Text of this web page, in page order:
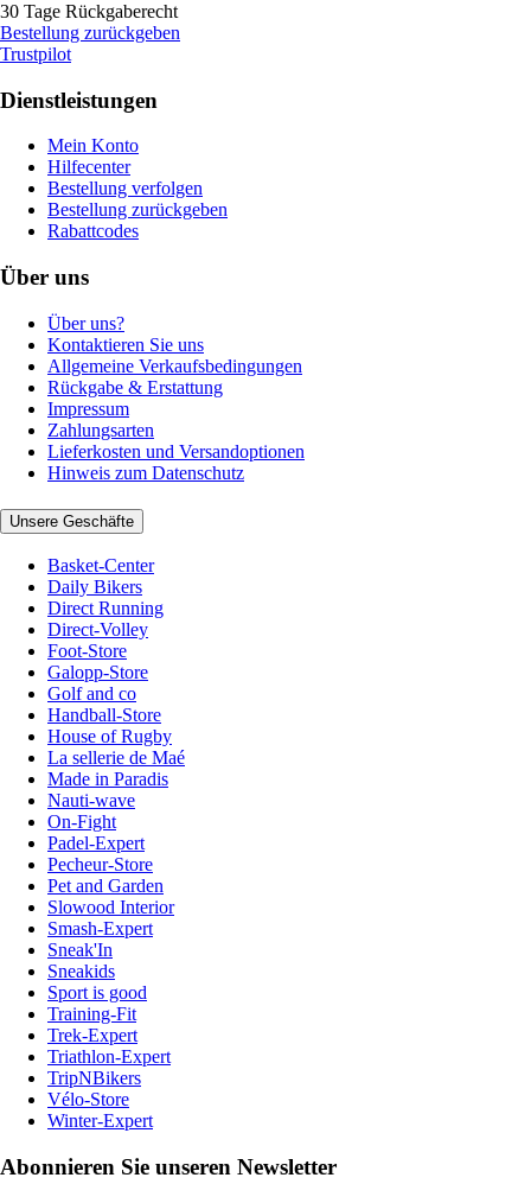
30 Tage Rückgaberecht
Bestellung zurückgeben
Trustpilot
Dienstleistungen
Mein Konto
Hilfecenter
Bestellung verfolgen
Bestellung zurückgeben
Rabattcodes
Über uns
Über uns?
Kontaktieren Sie uns
Allgemeine Verkaufsbedingungen
Rückgabe & Erstattung
Impressum
Zahlungsarten
Lieferkosten und Versandoptionen
Hinweis zum Datenschutz
Unsere Geschäfte
Basket-Center
Daily Bikers
Direct Running
Direct-Volley
Foot-Store
Galopp-Store
Golf and co
Handball-Store
House of Rugby
La sellerie de Maé
Made in Paradis
Nauti-wave
On-Fight
Padel-Expert
Pecheur-Store
Pet and Garden
Slowood Interior
Smash-Expert
Sneak'In
Sneakids
Sport is good
Training-Fit
Trek-Expert
Triathlon-Expert
TripNBikers
Vélo-Store
Winter-Expert
Abonnieren Sie unseren Newsletter